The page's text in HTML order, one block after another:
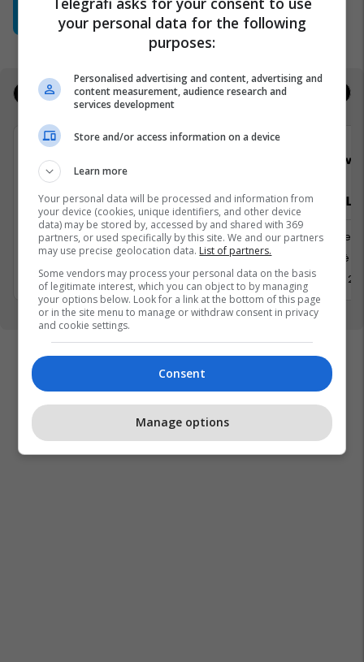
paralajmëron diçka të re për verën
Heb's Kosova
Jobs Real Estate
Udhëheqës i Zyrës së Financave
Banka dhe Financa
Prishtine
2 Korrik 2026
Zyrtar/e
Juridike
Kosovë
1 Korrik
your personal data for the following
purposes:
Personalised advertising and content, advertising and
content measurement, audience research and
services development
Store and/or access information on a device
Learn more
Your personal data will be processed and information from
your device (cookies, unique identifiers, and other device
data) may be stored by, accessed by and shared with 369
partners, or used specifically by this site. We and our partners
may use precise geolocation data. List of partners.
Some vendors may process your personal data on the basis
of legitimate interest, which you can object to by managing
your options below. Look for a link at the bottom of this page
or in the site menu to manage or withdraw consent in privacy
and cookie settings.
Consent
Manage options